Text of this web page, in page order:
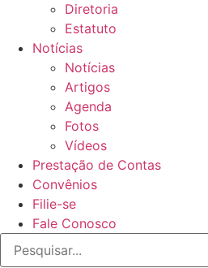
Diretoria
Estatuto
Notícias
Notícias
Artigos
Agenda
Fotos
Vídeos
Prestação de Contas
Convênios
Filie-se
Fale Conosco